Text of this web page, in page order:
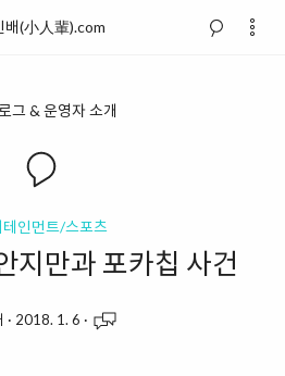
배(小人輩).com
그 & 운영자 소개
테인먼트/스포츠
지만과 포카칩 사건
· 2018. 1. 6 ·